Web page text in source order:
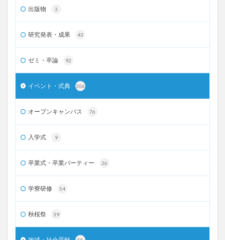
出版物 3
研究発表・成果 43
ゼミ・卒論 92
イベント・式典 206
オープンキャンパス 76
入学式 9
卒業式・卒業パーティー 26
学寮研修 54
秋桜祭 39